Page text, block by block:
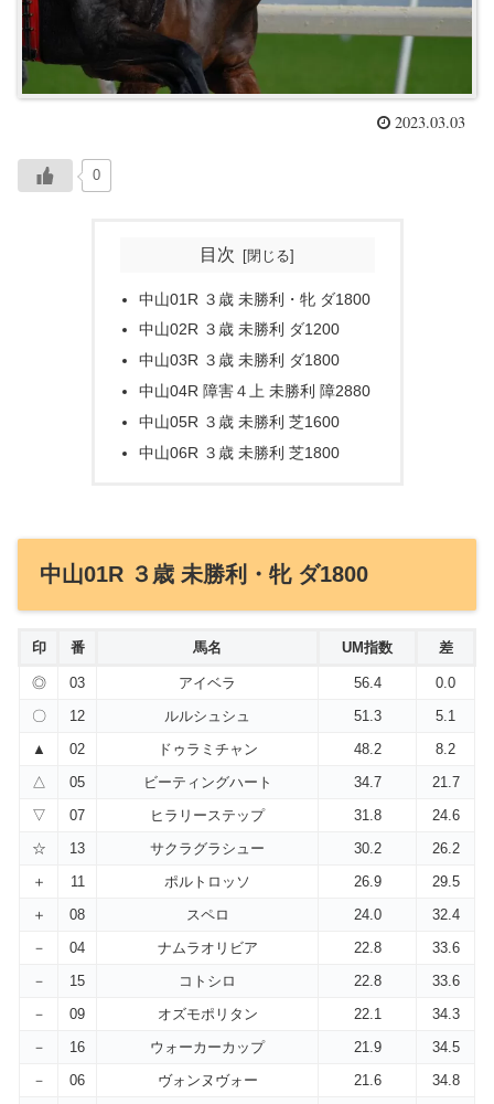
2023.03.03
0
目次
中山01R ３歳 未勝利・牝 ダ1800
中山02R ３歳 未勝利 ダ1200
中山03R ３歳 未勝利 ダ1800
中山04R 障害４上 未勝利 障2880
中山05R ３歳 未勝利 芝1600
中山06R ３歳 未勝利 芝1800
中山01R ３歳 未勝利・牝 ダ1800
印 番 馬名 UM指数 差
◎ 03 アイベラ 56.4
0.0
〇
12 ルルシュシュ 51.3
5.1
▲
02 ドゥラミチャン 48.2
8.2
△
05 ビーティングハート 34.7
21.7
▽
07 ヒラリーステップ 31.8
24.6
☆
13 サクラグラシュー 30.2
26.2
＋
11 ポルトロッソ 26.9
29.5
＋
08 スペロ 24.0
32.4
－
04 ナムラオリビア 22.8
33.6
－
15 コトシロ 22.8
33.6
－
09 オズモポリタン 22.1
34.3
－
16 ウォーカーカップ 21.9
34.5
－
06 ヴォンヌヴォー 21.6
34.8